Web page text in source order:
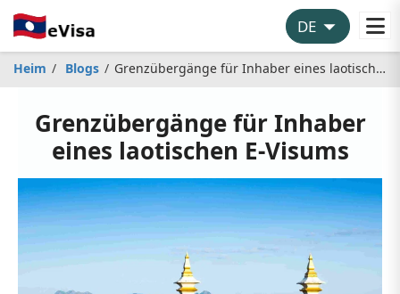
Heim Blogs Grenzübergänge für Inhaber eines laotischen E-Visums
Grenzübergänge für Inhaber
eines laotischen E-Visums